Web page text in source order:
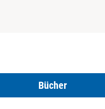
Bücher